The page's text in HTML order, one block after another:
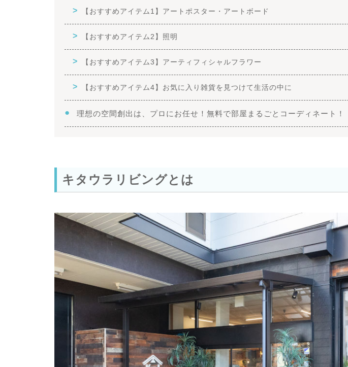
【おすすめアイテム1】アートポスター・アートボード
【おすすめアイテム2】照明
【おすすめアイテム3】アーティフィシャルフラワー
【おすすめアイテム4】お気に入り雑貨を見つけて生活の中に
理想の空間創出は、プロにお任せ！無料で部屋まるごとコーディネート！
キタウラリビングとは